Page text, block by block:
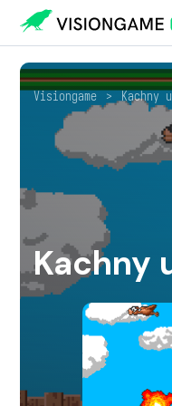
Visiongame > Kachny
Kachny